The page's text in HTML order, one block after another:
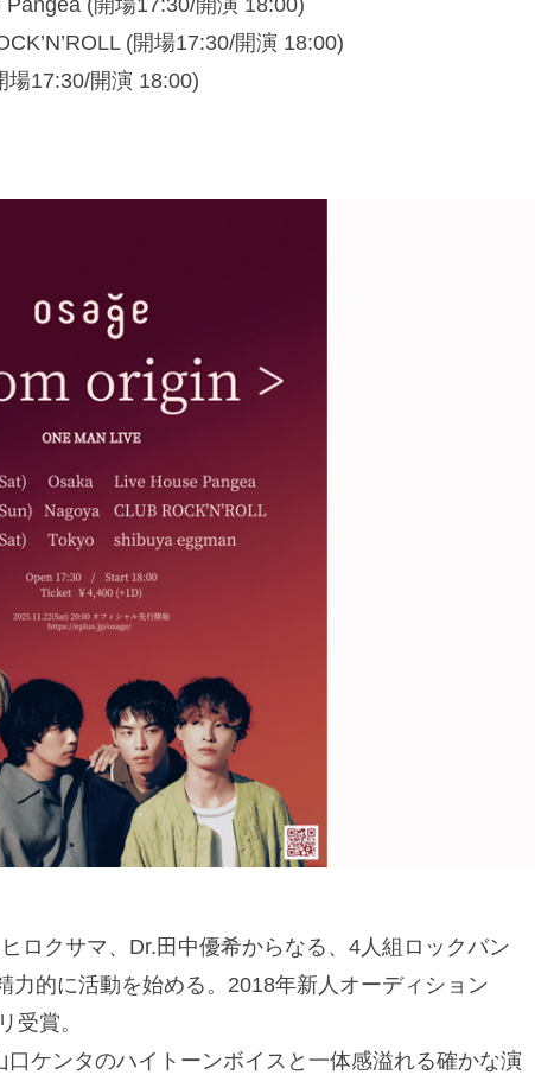
(開場17:30/開演 18:00)
(開場17:30/開演 18:00)
場17:30/開演 18:00)
ロクサマ、Dr.田中優希からなる、4人組ロックバン
力的に活動を始める。2018年新人オーディション
受賞。
ケンタのハイトーンボイスと一体感溢れる確かな演